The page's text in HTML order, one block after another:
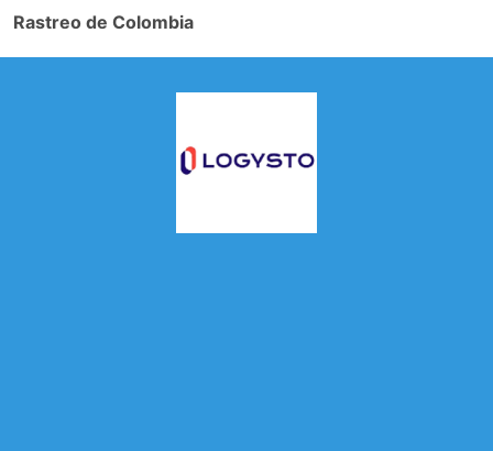
Rastreo de Colombia